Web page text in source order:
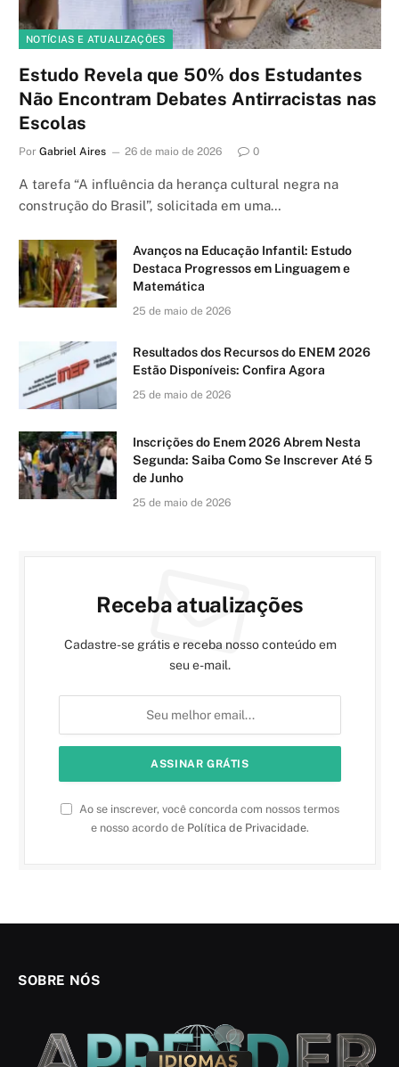
NOTÍCIAS E ATUALIZAÇÕES
Estudo Revela que 50% dos Estudantes
Não Encontram Debates Antirracistas nas
Escolas
Por Gabriel Aires 26 de maio de 2026 0
A tarefa “A influência da herança cultural negra na
construção do Brasil”, solicitada em uma…
Avanços na Educação Infantil: Estudo
Destaca Progressos em Linguagem e
Matemática
25 de maio de 2026
Resultados dos Recursos do ENEM 2026
Estão Disponíveis: Confira Agora
25 de maio de 2026
Inscrições do Enem 2026 Abrem Nesta
Segunda: Saiba Como Se Inscrever Até 5
de Junho
25 de maio de 2026
Receba atualizações
Cadastre-se grátis e receba nosso conteúdo em
seu e-mail.
Ao se inscrever, você concorda com nossos termos
e nosso acordo de Política de Privacidade.
SOBRE NÓS